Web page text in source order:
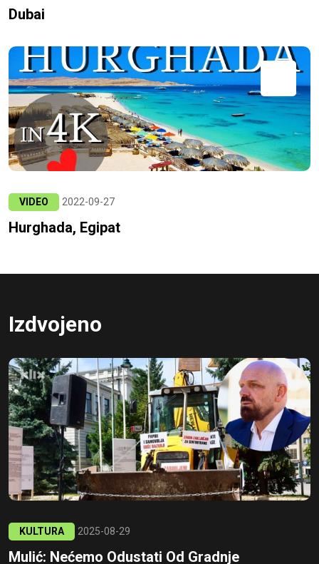
Dubai
VIDEO 2022-09-27
Hurghada, Egipat
Izdvojeno
KULTURA 2025-08-29
Mulić: Nećemo Odustati Od Gradnje